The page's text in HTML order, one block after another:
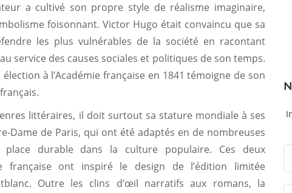
a cultivé son propre style de réalisme imaginaire,
foisonnant. Victor Hugo était convaincu que sa
les plus vulnérables de la société en racontant
service des causes sociales et politiques de son temps.
à l’Académie française en 1841 témoigne de son
littéraires, il doit surtout sa stature mondiale à ses
Dame de Paris, qui ont été adaptés en de nombreuses
du­rable dans la culture populaire. Ces deux
française ont inspiré le design de l’édition limitée
Outre les clins d’œil narratifs aux romans, la